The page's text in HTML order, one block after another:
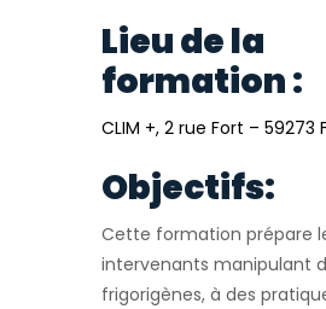
Lieu de la
formation :
CLIM +, 2 rue Fort – 59273
Objectifs:
Cette formation prépare
intervenants manipulant
frigorigènes, à des